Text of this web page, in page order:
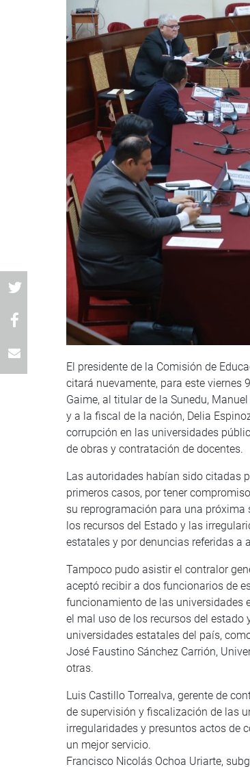
El presidente de la Comisión de
citará nuevamente, para este viernes
Gaime, al titular de la Sunedu,
y a la fiscal de la nación, Delia
corrupción en las universidades
de obras y contratación de docentes.
Las autoridades habían sido citadas
primeros casos, por tener
su reprogramación para una
los recursos del Estado y las
estatales y por denuncias referidas a
Tampoco pudo asistir el contralor
aceptó recibir a dos funcionarios de
funcionamiento de las universidades
el mal uso de los recursos del
universidades estatales del país,
José Faustino Sánchez Carrión,
otras.
Luis Castillo Torrealva, gerente de
de supervisión y fiscalización de las
irregularidades y presuntos actos de
un mejor servicio.
Francisco Nicolás Ochoa Uriarte,